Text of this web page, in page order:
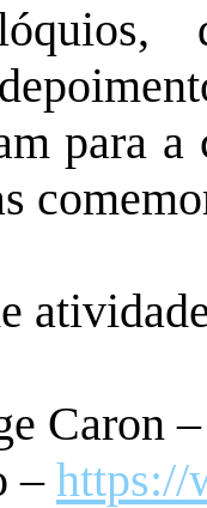
para
Caron
– https://